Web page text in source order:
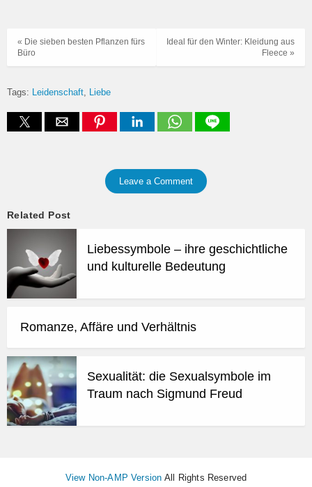
Ideal für den Winter: Kleidung aus
Fleece »
« Die sieben besten Pflanzen fürs
Büro
Tags: Leidenschaft Liebe
Leave a Comment
Related Post
Liebessymbole – ihre geschichtliche
und kulturelle Bedeutung
Romanze, Affäre und Verhältnis
Sexualität: die Sexualsymbole im
Traum nach Sigmund Freud
View Non-AMP Version All Rights Reserved